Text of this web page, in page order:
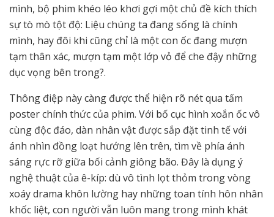
mình, bộ phim khéo léo khơi gợi một chủ đề kích thích
sự tò mò tột độ: Liệu chúng ta đang sống là chính
mình, hay đôi khi cũng chỉ là một con ốc đang mượn
tạm thân xác, mượn tạm một lớp vỏ để che đậy những
dục vọng bên trong?.
Thông điệp này càng được thể hiện rõ nét qua tấm
poster chính thức của phim. Với bố cục hình xoắn ốc vô
cùng độc đáo, dàn nhân vật được sắp đặt tinh tế với
ánh nhìn đồng loạt hướng lên trên, tìm về phía ánh
sáng rực rỡ giữa bối cảnh giông bão. Đây là dụng ý
nghệ thuật của ê-kíp: dù vô tình lọt thỏm trong vòng
xoáy drama khôn lường hay những toan tính hôn nhân
khốc liệt, con người vẫn luôn mang trong mình khát